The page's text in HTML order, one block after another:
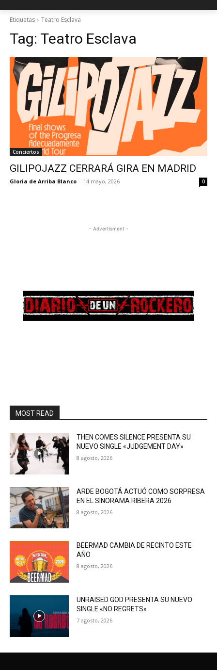
Etiquetas Teatro Esclava
Tag: Teatro Esclava
Conciertos
GILIPOJAZZ CERRARÁ GIRA EN MADRID
Gloria de Arriba Blanco - 14 mayo, 2026 0
- Advertisment -
MOST READ
THEN COMES SILENCE PRESENTA SU
NUEVO SINGLE «JUDGEMENT DAY»
8 agosto, 2026
ARDE BOGOTÁ ACTUÓ COMO SORPRESA
EN EL SINORAMA RIBERA 2026
8 agosto, 2026
BEERMAD CAMBIA DE RECINTO ESTE
AÑO
8 agosto, 2026
UNRAISED GOD PRESENTA SU NUEVO
SINGLE «NO REGRETS»
7 agosto, 2026